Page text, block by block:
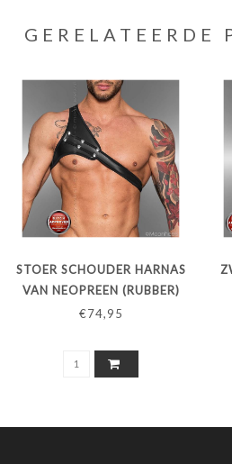
GERELATEERDE
STOER SCHOUDER HARNAS
VAN NEOPREEN (RUBBER)
€74,95